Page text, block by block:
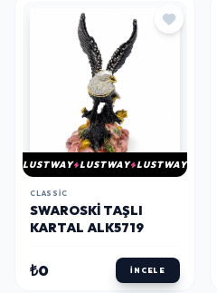
LUSTWAY LUSTWAY LUSTWAY
CLASSIC
SWAROSKI TAŞLI
KARTAL ALK5719
₺0 İNCELE